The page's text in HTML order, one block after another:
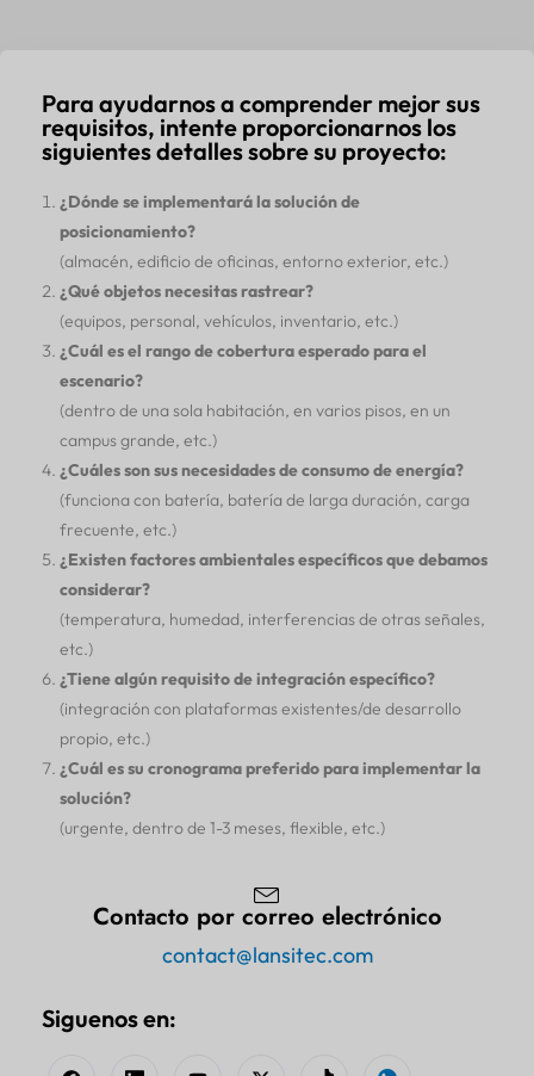
Para ayudarnos a comprender mejor sus
requisitos, intente proporcionarnos los
siguientes detalles sobre su proyecto:
¿Dónde se implementará la solución de
posicionamiento?
(almacén, edificio de oficinas, entorno exterior, etc.)
¿Qué objetos necesitas rastrear?
(equipos, personal, vehículos, inventario, etc.)
¿Cuál es el rango de cobertura esperado para el
escenario?
(dentro de una sola habitación, en varios pisos, en un
campus grande, etc.)
¿Cuáles son sus necesidades de consumo de energía?
(funciona con batería, batería de larga duración, carga
frecuente, etc.)
¿Existen factores ambientales específicos que debamos
considerar?
(temperatura, humedad, interferencias de otras señales,
etc.)
¿Tiene algún requisito de integración específico?
(integración con plataformas existentes/de desarrollo
propio, etc.)
¿Cuál es su cronograma preferido para implementar la
solución?
(urgente, dentro de 1-3 meses, flexible, etc.)
Contacto por correo electrónico
contact@lansitec.com
Siguenos en: